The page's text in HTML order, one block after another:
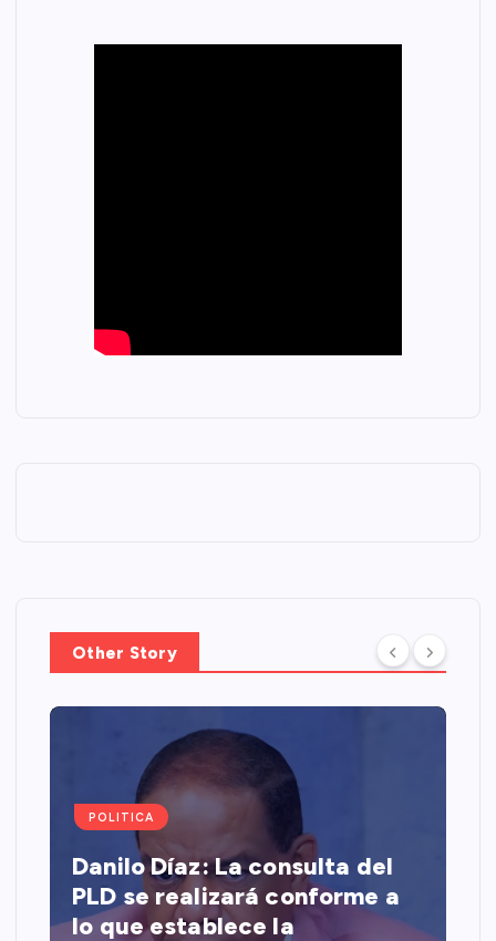
Other Story
POLITICA
Danilo Díaz: La consulta del
PLD se realizará conforme a
lo que establece la